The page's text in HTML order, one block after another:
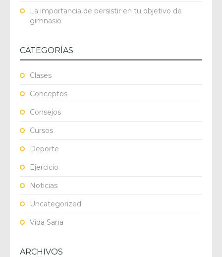
La importancia de persistir en tu objetivo de
gimnasio
CATEGORÍAS
Clases
Conceptos
Consejos
Cursos
Deporte
Ejercicio
Noticias
Uncategorized
Vida Sana
ARCHIVOS